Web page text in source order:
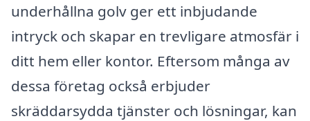
underhållna golv ger ett inbjudande
intryck och skapar en trevligare atmosfär i
ditt hem eller kontor. Eftersom många av
dessa företag också erbjuder
skräddarsydda tjänster och lösningar, kan